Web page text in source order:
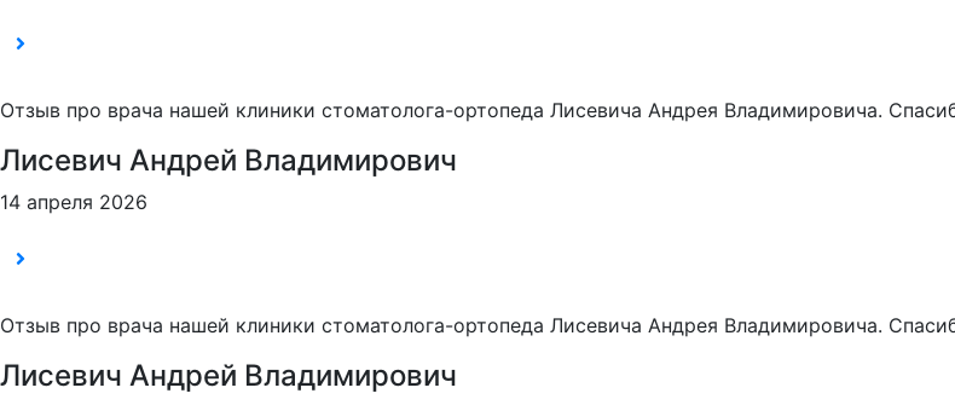
Отзыв про врача нашей клиники стоматолога-ортопеда Лисевича Андрея Владимировича.
Лисевич Андрей Владимирович
14 апреля 2026
Отзыв про врача нашей клиники стоматолога-ортопеда Лисевича Андрея Владимировича.
Лисевич Андрей Владимирович